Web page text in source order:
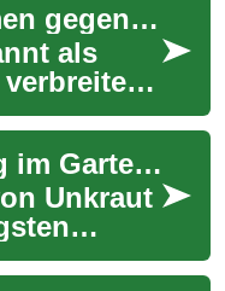
Gezielte Maßnahmen gegen Ischiasbeschwerden
als
eine
Unkrautentfernung im Garten: Effektive Methoden für einen gepflegten Außenbereich
Unkraut